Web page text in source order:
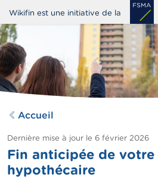
Aller
au
contenu
principal
Wikifin est une initiative de la
Accueil
Dernière mise à jour le 6 février 2026
Fin anticipée de
hypothécaire